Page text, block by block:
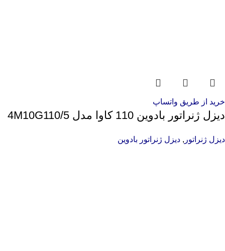
خرید از طریق واتساپ
دیزل ژنراتور بادوین 110 کاوا مدل 4M10G110/5
دیزل ژنراتور , دیزل ژنراتور بادوین